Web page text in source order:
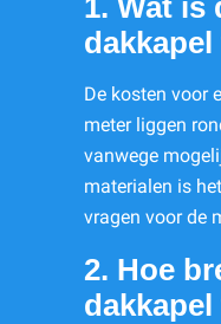
1. Wat is
De kosten voor
meter liggen
vanwege
materialen is
vragen voor de
2. Hoe